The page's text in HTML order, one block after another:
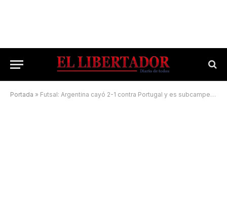
Portada » Futsal: Argentina cayó 2-1 contra Portugal y es subcampeón del mundo